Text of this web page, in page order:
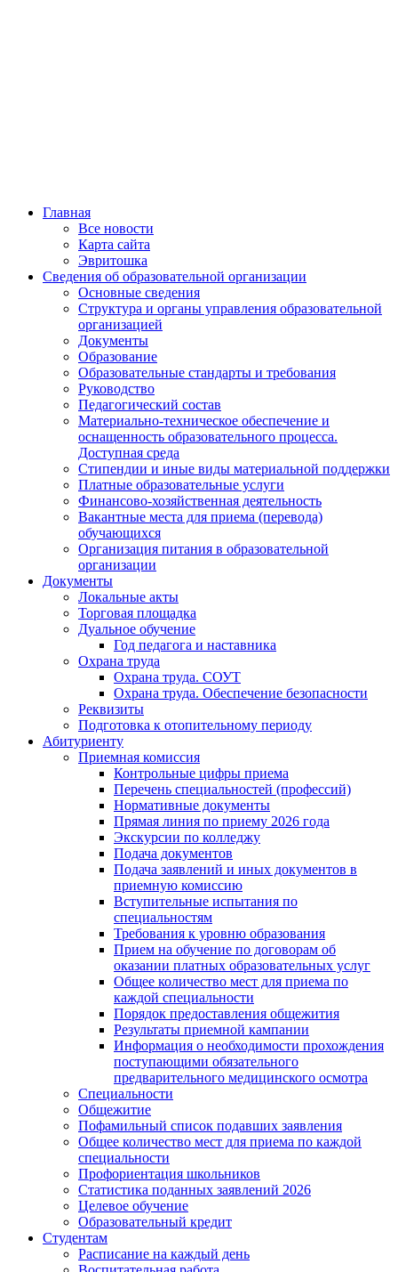
Главная
Все новости
Карта сайта
Эвритошка
Сведения об образовательной организации
Основные сведения
Структура и органы управления образовательной
организацией
Документы
Образование
Образовательные стандарты и требования
Руководство
Педагогический состав
Материально-техническое обеспечение и
оснащенность образовательного процесса.
Доступная среда
Стипендии и иные виды материальной поддержки
Платные образовательные услуги
Финансово-хозяйственная деятельность
Вакантные места для приема (перевода)
обучающихся
Организация питания в образовательной
организации
Документы
Локальные акты
Торговая площадка
Дуальное обучение
Год педагога и наставника
Охрана труда
Охрана труда. СОУТ
Охрана труда. Обеспечение безопасности
Реквизиты
Подготовка к отопительному периоду
Абитуриенту
Приемная комиссия
Контрольные цифры приема
Перечень специальностей (профессий)
Нормативные документы
Прямая линия по приему 2026 года
Экскурсии по колледжу
Подача документов
Подача заявлений и иных документов в
приемную комиссию
Вступительные испытания по
специальностям
Требования к уровню образования
Прием на обучение по договорам об
оказании платных образовательных услуг
Общее количество мест для приема по
каждой специальности
Порядок предоставления общежития
Результаты приемной кампании
Информация о необходимости прохождения
поступающими обязательного
предварительного медицинского осмотра
Специальности
Общежитие
Пофамильный список подавших заявления
Общее количество мест для приема по каждой
специальности
Профориентация школьников
Статистика поданных заявлений 2026
Целевое обучение
Образовательный кредит
Студентам
Расписание на каждый день